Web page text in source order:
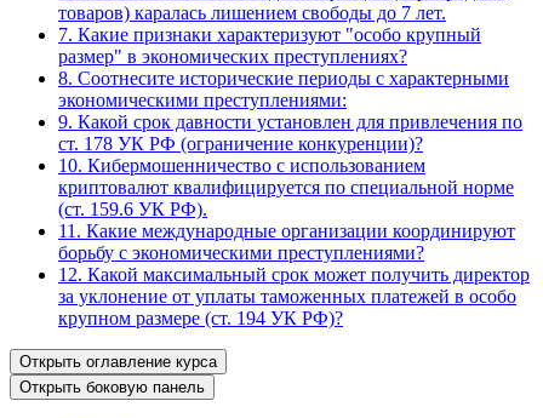
товаров) каралась лишением свободы до 7 лет.
7. Какие признаки характеризуют "особо крупный
размер" в экономических преступлениях?
8. Соотнесите исторические периоды с характерными
экономическими преступлениями:
9. Какой срок давности установлен для привлечения по
ст. 178 УК РФ (ограничение конкуренции)?
10. Кибермошенничество с использованием
криптовалют квалифицируется по специальной норме
(ст. 159.6 УК РФ).
11. Какие международные организации координируют
борьбу с экономическими преступлениями?
12. Какой максимальный срок может получить директор
за уклонение от уплаты таможенных платежей в особо
крупном размере (ст. 194 УК РФ)?
Открыть оглавление курса
Открыть боковую панель